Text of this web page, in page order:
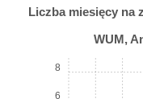
Liczba miesięcy na
WUM,
6
8